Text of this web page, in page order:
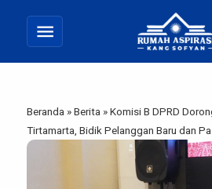
menu
Beranda »Berita »Komisi B DPRD
Tirtamarta, Bidik Pelanggan Baru dan